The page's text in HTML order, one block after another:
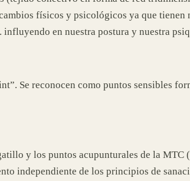
físicos y psicológicos ya que tienen
influyendo en nuestra postura y nuestra
Se reconocen como puntos sensibles
y los puntos acupunturales de la MTC
independiente de los principios de